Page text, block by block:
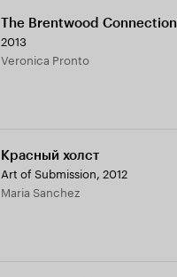
The Brentwood Connection
2013
Veronica Pronto
Красный холст
Art of Submission, 2012
Maria Sanchez